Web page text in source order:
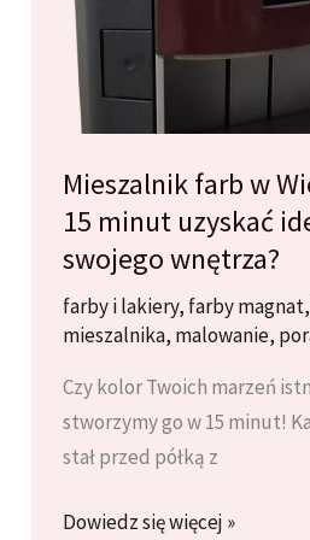
Mieszalnik farb w
15 minut uzyskać
swojego wnętrza?
farby i lakiery, farby magnat,
mieszalnika, malowanie,
Czy kolor Twoich marzeń
stworzymy go w 15 minut!
stał przed półką z
Mieszalnik
Dowiedz się więcej »